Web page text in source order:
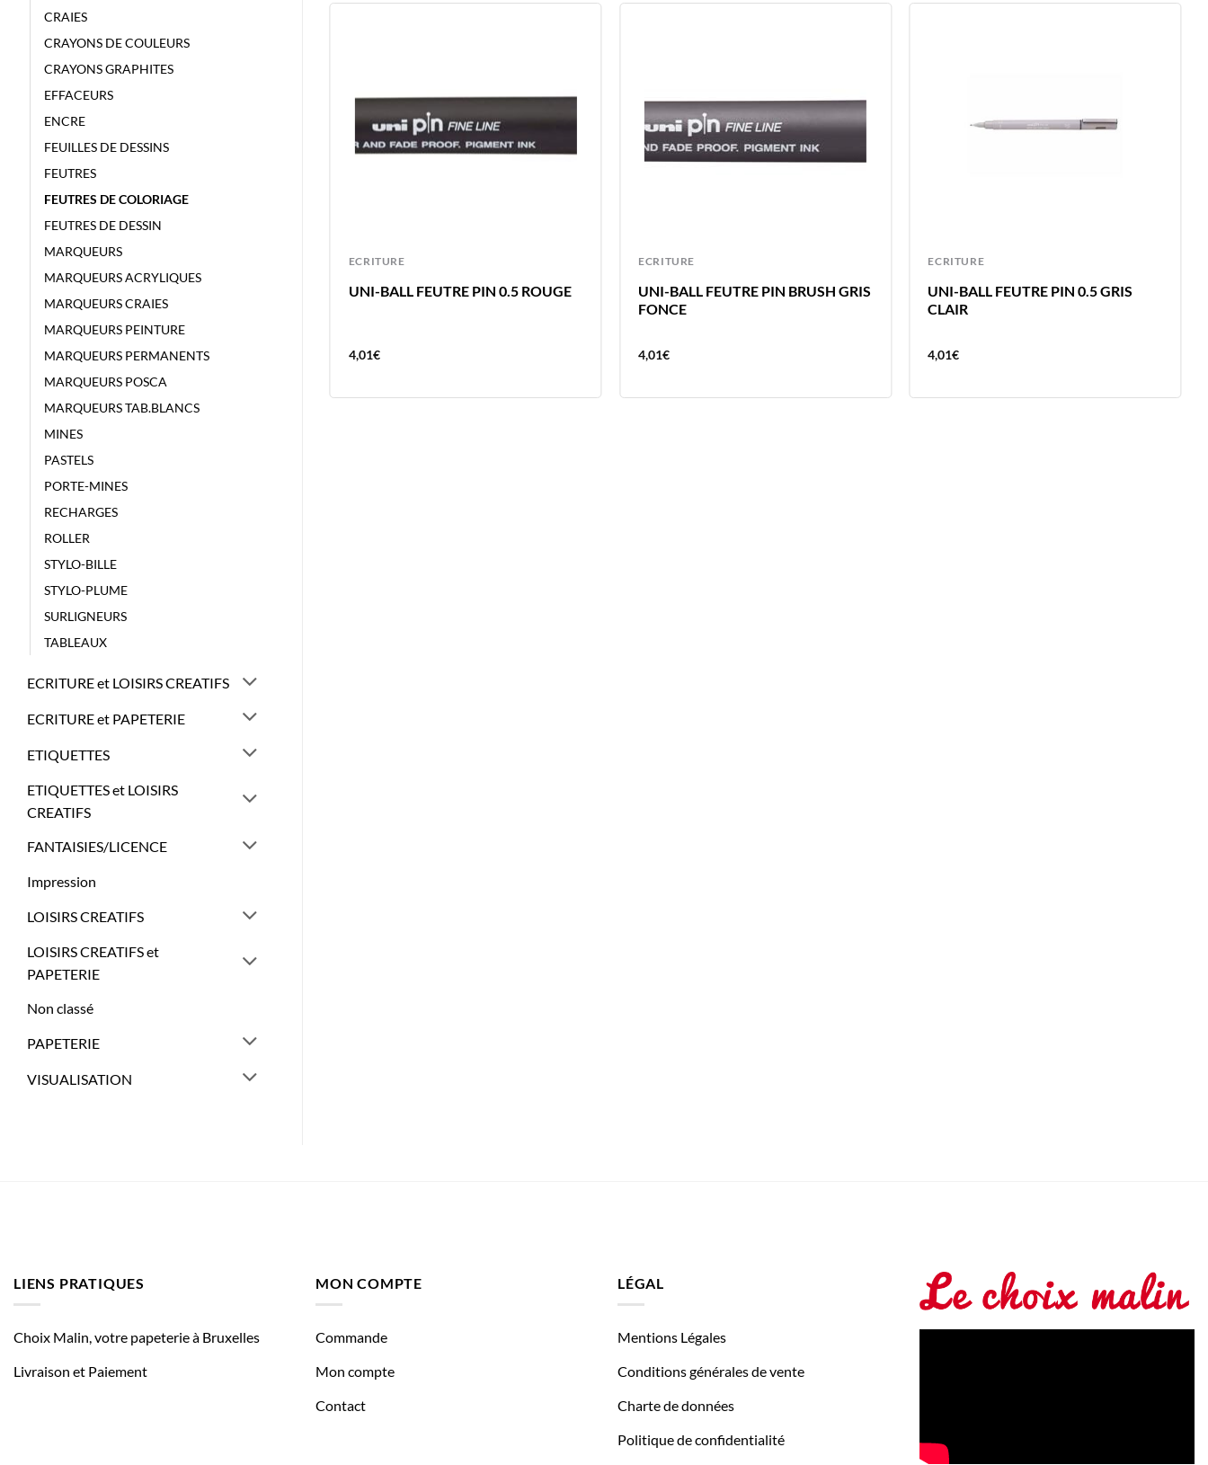
CRAIES
CRAYONS DE COULEURS
CRAYONS GRAPHITES
EFFACEURS
ENCRE
FEUILLES DE DESSINS
FEUTRES
FEUTRES DE COLORIAGE
FEUTRES DE DESSIN
MARQUEURS
MARQUEURS ACRYLIQUES
MARQUEURS CRAIES
MARQUEURS PEINTURE
MARQUEURS PERMANENTS
MARQUEURS POSCA
MARQUEURS TAB.BLANCS
MINES
PASTELS
PORTE-MINES
RECHARGES
ROLLER
STYLO-BILLE
STYLO-PLUME
SURLIGNEURS
TABLEAUX
ECRITURE et LOISIRS CREATIFS
ECRITURE et PAPETERIE
ETIQUETTES
ETIQUETTES et LOISIRS
CREATIFS
FANTAISIES/LICENCE
Impression
LOISIRS CREATIFS
LOISIRS CREATIFS et
PAPETERIE
Non classé
PAPETERIE
VISUALISATION
ECRITURE
UNI-BALL FEUTRE PIN 0.5 ROUGE
4,01€
ECRITURE
UNI-BALL FEUTRE PIN BRUSH GRIS
FONCE
4,01€
ECRITURE
UNI-BALL FEUTRE PIN 0.5 GRIS
CLAIR
4,01€
ECRITURE
4,01€
LIENS PRATIQUES
Choix Malin, votre papeterie à Bruxelles
Livraison et Paiement
MON COMPTE
Commande
Mon compte
Contact
LÉGAL
Mentions Légales
Conditions générales de vente
Charte de données
Politique de confidentialité